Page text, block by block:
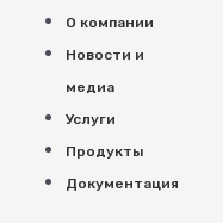
О компании
Новости и
медиа
Услуги
Продукты
Документация